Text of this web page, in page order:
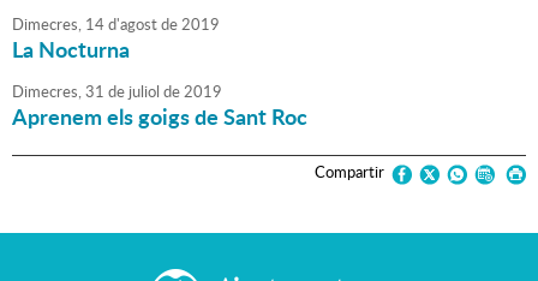
Dimecres, 14d'agostde2019
La Nocturna
Dimecres,31 de juliol de2019
Aprenem els goigs de Sant Roc
Compartir